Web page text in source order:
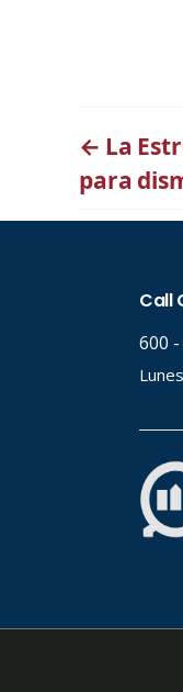
← La
para